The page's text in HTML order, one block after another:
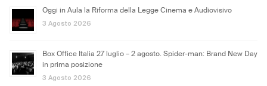
Oggi in Aula la Riforma della Legge Cinema e Audiovisivo
3 Agosto 2026
Box Office Italia 27 luglio – 2 agosto. Spider-man: Brand New Day
in prima posizione
3 Agosto 2026